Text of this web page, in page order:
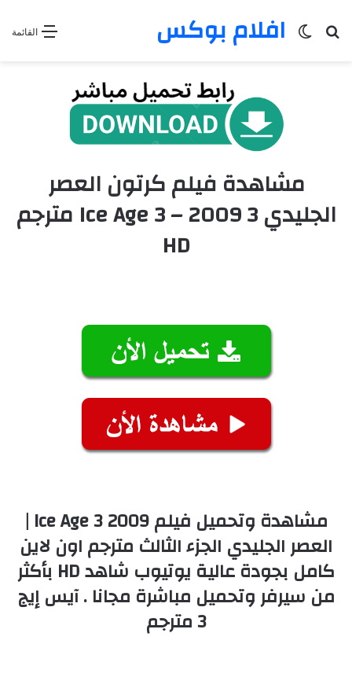
القائمة افلام بوكس بحث عنالوضع المظلم
مشاهدة فيلم كرتون العصر
الجليدي 3 2009 – Ice Age 3 مترجم
HD
مشاهدة وتحميل فيلم Ice Age 3 2009 |
العصر الجليدي الجزء الثالث مترجم اون لاين
كامل بجودة عالية يوتيوب شاهد HD بأكثر
من سيرفر وتحميل مباشرة مجانا . آيس إيج
3 مترجم